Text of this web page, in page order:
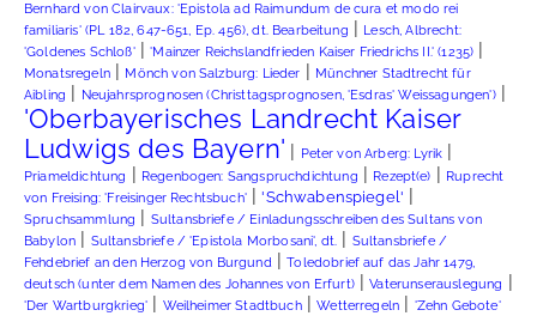
Bernhard von Clairvaux: 'Epistola ad Raimundum de cura et modo rei
familiaris' (PL 182, 647-651, Ep. 456), dt. Bearbeitung | Lesch, Albrecht:
'Goldenes Schloß'|'Mainzer Reichslandfrieden Kaiser Friedrichs II.' (1235) |
Monatsregeln| Mönch von Salzburg: Lieder | Münchner Stadtrecht für
Aibling | Neujahrsprognosen (Christtagsprognosen, 'Esdras' Weissagungen')|
'Oberbayerisches Landrecht Kaiser
Ludwigs des Bayern' | Peter von Arberg: Lyrik |
Priameldichtung | Regenbogen: Sangspruchdichtung | Rezept(e) | Ruprecht
von Freising: 'Freisinger Rechtsbuch'|'Schwabenspiegel' |
Spruchsammlung | Sultansbriefe / Einladungsschreiben des Sultans von
Babylon | Sultansbriefe / 'Epistola Morbosani', dt. | Sultansbriefe /
Fehdebrief an den Herzog von Burgund|Toledobrief auf das Jahr 1479,
deutsch (unter dem Namen des Johannes von Erfurt)|Vaterunserauslegung |
'Der Wartburgkrieg' | Weilheimer Stadtbuch|Wetterregeln | 'Zehn Gebote'